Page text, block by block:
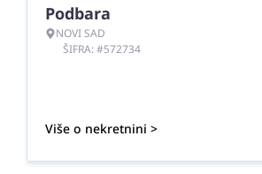
Podbara
NOVI SAD
ŠIFRA: #572734
Više o nekretnini >